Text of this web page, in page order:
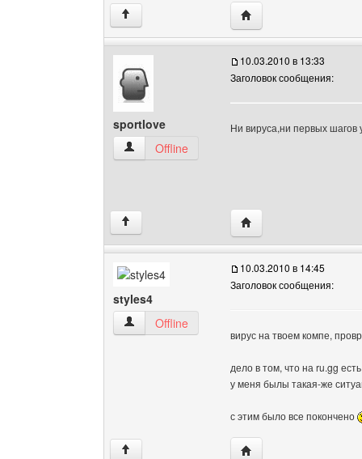
↑ Посетить сайт
sportlove
sportlove Посмотреть профиль
Offline
10.03.2010 в 13:33
Заголовок сообщения:
Ни вируса,ни первых шагов
↑ Посетить сайт
styles4
styles4 Посмотреть профиль
Offline
10.03.2010 в 14:45
Заголовок сообщения:
вирус на твоем компе,
дело в том, что на ru.gg
у меня былы такая-же
с этим было все покончено
↑ Посетить сайт